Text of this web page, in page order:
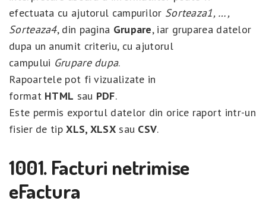
efectuata cu ajutorul campurilor Sorteaza1, …,
Sorteaza4, din pagina Grupare, iar gruparea datelor
dupa un anumit criteriu, cu ajutorul
campului Grupare dupa.
Rapoartele pot fi vizualizate in
format HTML sau PDF.
Este permis exportul datelor din orice raport intr-un
fisier de tipXLS, XLSXsau CSV.
1001. Facturi netrimise
eFactura